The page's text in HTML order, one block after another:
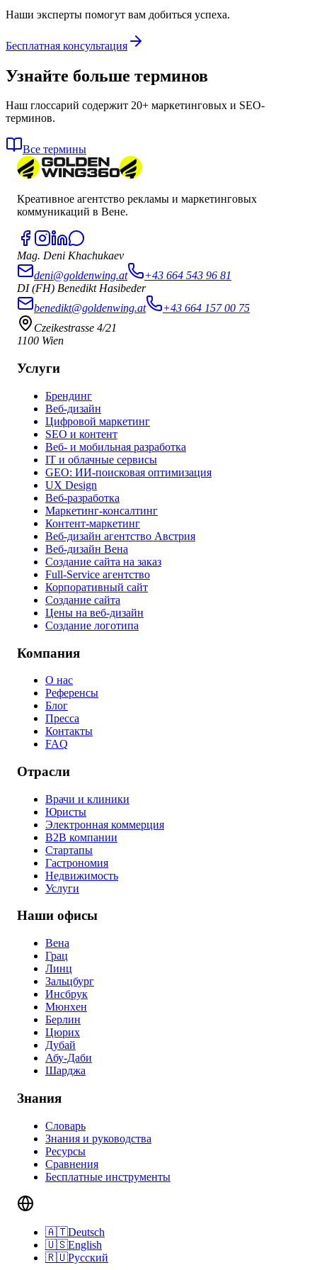
Наши эксперты помогут вам добиться успеха.
Бесплатная консультация
Узнайте больше терминов
Наш глоссарий содержит 20+ маркетинговых и SEO-
терминов.
Все термины
Креативное агентство рекламы и маркетинговых
коммуникаций в Вене.
Mag. Deni Khachukaev
deni@goldenwing.at
+43 664 543 96 81
DI (FH) Benedikt Hasibeder
benedikt@goldenwing.at
+43 664 157 00 75
Czeikestrasse 4/21
1100 Wien
Услуги
Брендинг
Веб-дизайн
Цифровой маркетинг
SEO и контент
Веб- и мобильная разработка
IT и облачные сервисы
GEO: ИИ-поисковая оптимизация
UX Design
Веб-разработка
Маркетинг-консалтинг
Контент-маркетинг
Веб-дизайн агентство Австрия
Веб-дизайн Вена
Создание сайта на заказ
Full-Service агентство
Корпоративный сайт
Создание сайта
Цены на веб-дизайн
Создание логотипа
Компания
О нас
Референсы
Блог
Пресса
Контакты
FAQ
Отрасли
Врачи и клиники
Юристы
Электронная коммерция
B2B компании
Стартапы
Гастрономия
Недвижимость
Услуги
Наши офисы
Вена
Грац
Линц
Зальцбург
Инсбрук
Мюнхен
Берлин
Цюрих
Дубай
Абу-Даби
Шарджа
Знания
Словарь
Знания и руководства
Ресурсы
Сравнения
Бесплатные инструменты
🇦🇹Deutsch
🇺🇸English
🇷🇺Русский